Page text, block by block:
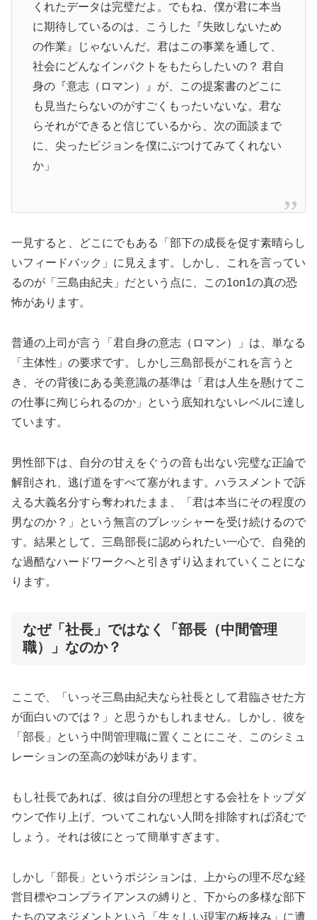
くれたデータは完璧だよ。でもね、僕が君に本当
に期待しているのは、こうした『失敗しないため
の作業』じゃないんだ。君はこの事業を通して、
社会にどんなインパクトをもたらしたいの？ 君自
身の『意志（ロマン）』が、この提案書のどこに
も見当たらないのがすごくもったいないな。君な
らそれができると信じているから、次の面談まで
に、尖ったビジョンを僕にぶつけてみてくれない
か」
一見すると、どこにでもある「部下の成長を促す素晴らし
いフィードバック」に見えます。しかし、これを言ってい
るのが「三島由紀夫」だという点に、この1on1の真の恐
怖があります。
普通の上司が言う「君自身の意志（ロマン）」は、単なる
「主体性」の要求です。しかし三島部長がこれを言うと
き、その背後にある美意識の基準は「君は人生を懸けてこ
の仕事に殉じられるのか」という底知れないレベルに達し
ています。
男性部下は、自分の甘えをぐうの音も出ない完璧な正論で
解剖され、逃げ道をすべて塞がれます。ハラスメントで訴
える大義名分すら奪われたまま、「君は本当にその程度の
男なのか？」という無言のプレッシャーを受け続けるので
す。結果として、三島部長に認められたい一心で、自発的
な過酷なハードワークへと引きずり込まれていくことにな
ります。
なぜ「社長」ではなく「部長（中間管理
職）」なのか？
ここで、「いっそ三島由紀夫なら社長として君臨させた方
が面白いのでは？」と思うかもしれません。しかし、彼を
「部長」という中間管理職に置くことにこそ、このシミュ
レーションの至高の妙味があります。
もし社長であれば、彼は自分の理想とする会社をトップダ
ウンで作り上げ、ついてこれない人間を排除すれば済むで
しょう。それは彼にとって簡単すぎます。
しかし「部長」というポジションは、上からの理不尽な経
営目標やコンプライアンスの縛りと、下からの多様な部下
たちのマネジメントという「生々しい現実の板挟み」に遭